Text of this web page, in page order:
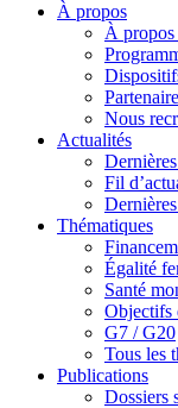
À propos
À propos
Nous
Actualités
Fil
Thématiques
Égalité
Santé
Objectifs
G7 / G20
Tous les
Publications
Dossiers